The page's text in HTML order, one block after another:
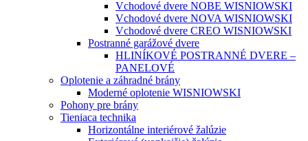
Vchodové dvere NOBE WISNIOWSKI
Vchodové dvere NOVA WISNIOWSKI
Vchodové dvere CREO WISNIOWSKI
Postranné garážové dvere
HLINÍKOVÉ POSTRANNÉ DVERE –
PANELOVÉ
Oplotenie a záhradné brány
Moderné oplotenie WISNIOWSKI
Pohony pre brány
Tieniaca technika
Horizontálne interiérové žalúzie